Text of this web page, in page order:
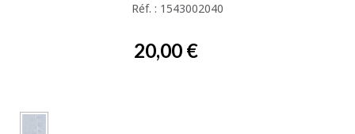
Réf. : 1543002040
20,00 €